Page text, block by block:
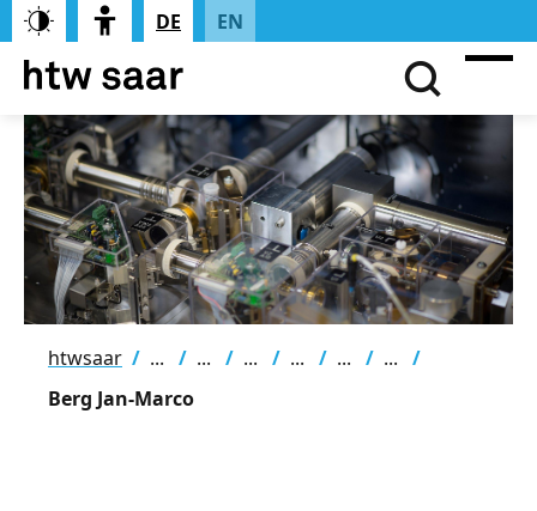
DE EN
htwsaar
Berg Jan-Marco